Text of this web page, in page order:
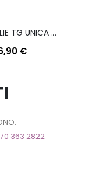
ABITO KYLIE TG UNICA COL A SCELTA
€
363 2822